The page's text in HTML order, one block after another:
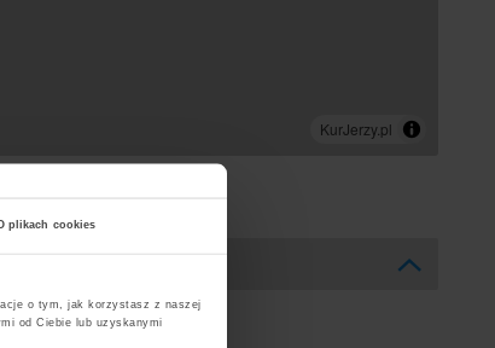
plikach cookies
o tym, jak korzystasz z naszej
od Ciebie lub uzyskanymi